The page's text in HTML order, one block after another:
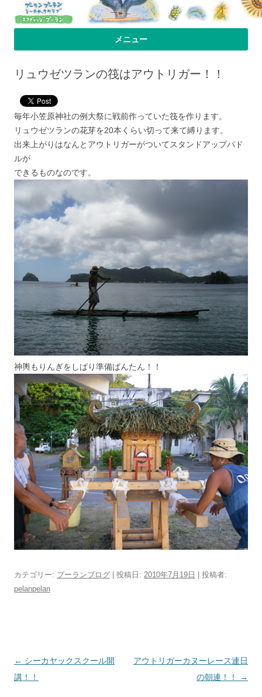
プーラン・プーラン｜小笠原父島 シ
ーカヤック 宿
小笠原父島のシーカヤックスクール＆ツアー「プーランプーランシーカ
ヤッククラブ」、森のコテージのお宿の「プーランビレッジ」のHPへよ
メニュー
リュウゼツランの筏はアウトリガー！！
毎年小笠原神社の例大祭に戦前作っていた筏を作ります。
リュウゼツランの花芽を20本くらい切って来て縛ります。
出来上がりはなんとアウトリガーがついてスタンドアップパド
ルが
できるものなのです。
神輿もりんぎをしばり準備ばんたん！！
カテゴリー: プーランブログ | 投稿日: 2010年7月19日
投稿者:
pelanpelan
投稿ナビゲーション
← シーカヤックスクール開
講！！
アウトリガーカヌーレース連日
の朝連！！
→